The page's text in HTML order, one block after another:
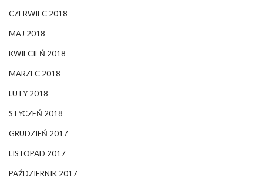
CZERWIEC 2018
MAJ 2018
KWIECIEŃ 2018
MARZEC 2018
LUTY 2018
STYCZEŃ 2018
GRUDZIEŃ 2017
LISTOPAD 2017
PAŹDZIERNIK 2017